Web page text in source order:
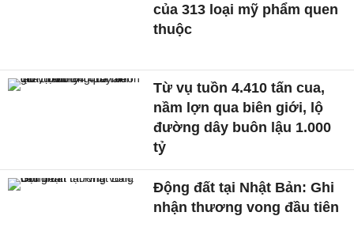
của 313 loại mỹ phẩm quen
thuộc
Từ vụ tuồn 4.410 tấn cua,
nầm lợn qua biên giới, lộ
đường dây buôn lậu 1.000
tỷ
Động đất tại Nhật Bản: Ghi
nhận thương vong đầu tiên